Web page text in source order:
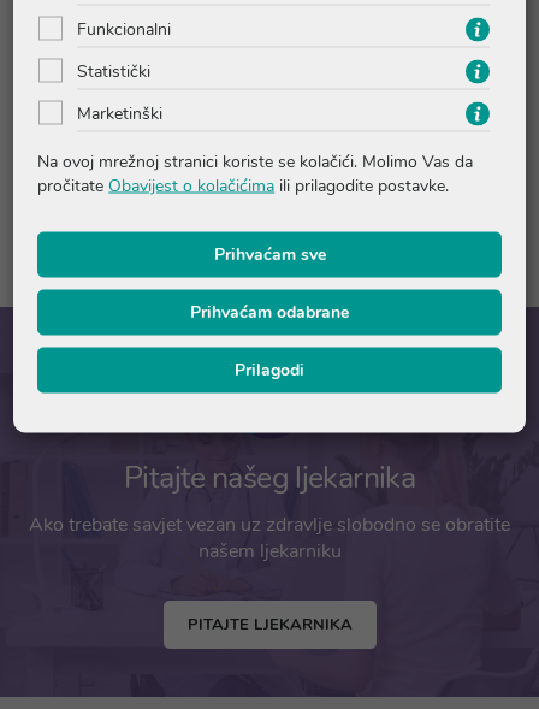
Ova maska je namjenjena za jednokratnu uporabu.
Zamijenite masku čim postane vlažna
Pitanja i odgovori
Recenzije
Pitajte našeg ljekarnika
Ako trebate savjet vezan uz zdravlje slobodno se obratite
našem ljekarniku
PITAJTE LJEKARNIKA
Funkcionalni
Statistički
Marketinški
Na ovoj mrežnoj stranici koriste se kolačići. Molimo Vas da
pročitate Obavijest o kolačićima ili prilagodite postavke.
Prihvaćam sve
Prihvaćam odabrane
Prilagodi